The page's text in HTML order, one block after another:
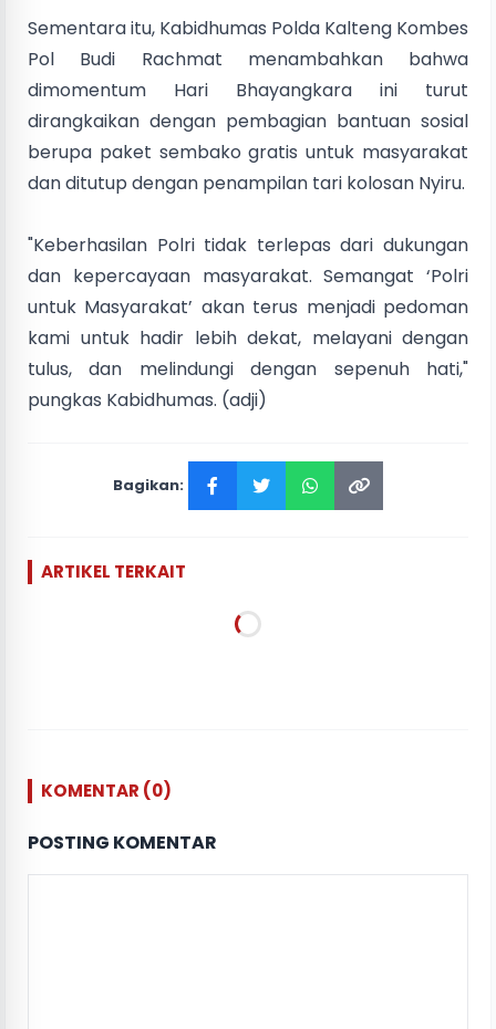
Sementara itu, Kabidhumas Polda Kalteng Kombes
Pol Budi Rachmat menambahkan bahwa
dimomentum Hari Bhayangkara ini turut
dirangkaikan dengan pembagian bantuan sosial
berupa paket sembako gratis untuk masyarakat
dan ditutup dengan penampilan tari kolosan Nyiru.
"Keberhasilan Polri tidak terlepas dari dukungan
dan kepercayaan masyarakat. Semangat ‘Polri
untuk Masyarakat’ akan terus menjadi pedoman
kami untuk hadir lebih dekat, melayani dengan
tulus, dan melindungi dengan sepenuh hati,"
pungkas Kabidhumas. (adji)
Bagikan:
ARTIKEL TERKAIT
KOMENTAR (0)
POSTING KOMENTAR